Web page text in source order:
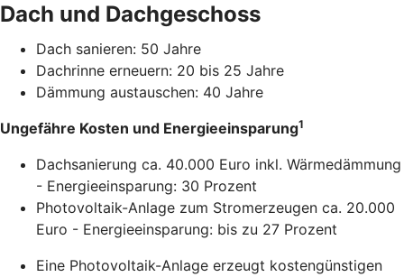
Dach und Dachgeschoss
Dach sanieren: 50 Jahre
Dachrinne erneuern: 20 bis 25 Jahre
Dämmung austauschen: 40 Jahre
Ungefähre Kosten und Energieeinsparung1
Dachsanierung ca. 40.000 Euro inkl. Wärmedämmung
- Energieeinsparung: 30 Prozent
Photovoltaik-Anlage zum Stromerzeugen ca. 20.000
Euro - Energieeinsparung: bis zu 27 Prozent
Eine Photovoltaik-Anlage erzeugt kostengünstigen